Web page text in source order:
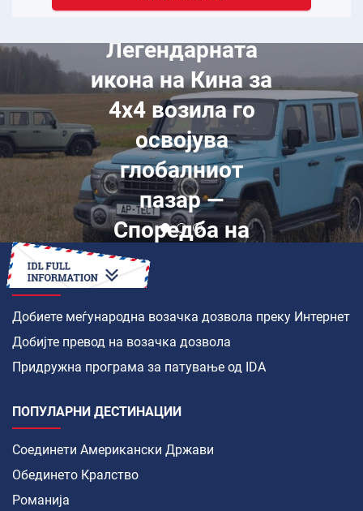
212:
Легендарната
икона на Кина за
4x4 возила го
освојува
глобалниот
пазар —
Споредба на
Adventurer Rus
наспроти
Navigator
КАКО ДА
Добиете меѓународна возачка дозвола преку Интернет
Добијте превод на возачка дозвола
Придружна програма за патување од IDA
ПОПУЛАРНИ ДЕСТИНАЦИИ
Соединети Американски Држави
Обединето Кралство
Романија